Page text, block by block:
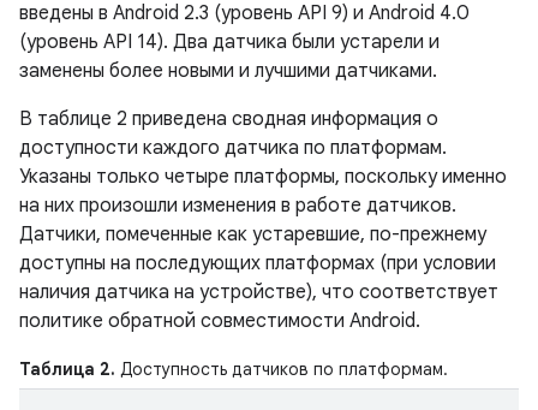
введены в Android 2.3 (уровень API 9) и Android 4.0
(уровень API 14). Два датчика были устарели и
заменены более новыми и лучшими датчиками.
В таблице 2 приведена сводная информация о
доступности каждого датчика по платформам.
Указаны только четыре платформы, поскольку именно
на них произошли изменения в работе датчиков.
Датчики, помеченные как устаревшие, по-прежнему
доступны на последующих платформах (при условии
наличия датчика на устройстве), что соответствует
политике обратной совместимости Android.
Таблица 2. Доступность датчиков по платформам.